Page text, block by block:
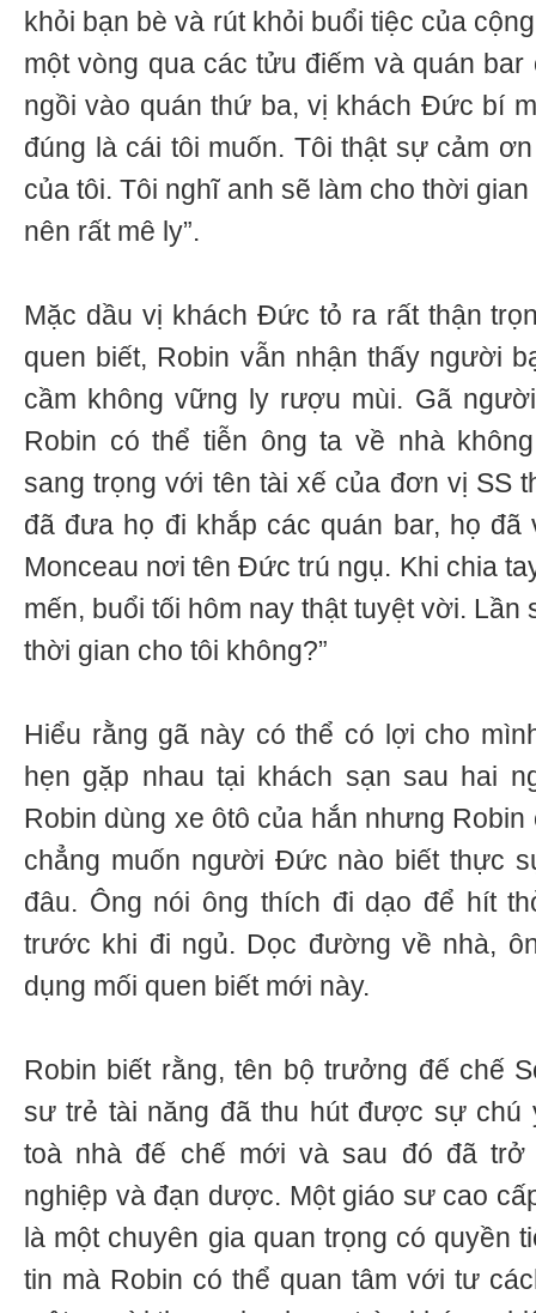
khỏi bạn bè và rút khỏi buổi tiệc của
một vòng qua các tửu điếm và quán
ngồi vào quán thứ ba, vị khách Đức bí
đúng là cái tôi muốn. Tôi thật sự cảm
của tôi. Tôi nghĩ anh sẽ làm cho thời
nên rất mê ly”.
Mặc dầu vị khách Đức tỏ ra rất thận
quen biết, Robin vẫn nhận thấy người
cầm không vững ly rượu mùi. Gã
Robin có thể tiễn ông ta về nhà
sang trọng với tên tài xế của đơn vị SS
đã đưa họ đi khắp các quán bar, họ đã
Monceau nơi tên Đức trú ngụ. Khi chia
mến, buổi tối hôm nay thật tuyệt vời. Lần
thời gian cho tôi không?”
Hiểu rằng gã này có thể có lợi cho
hẹn gặp nhau tại khách sạn sau hai
Robin dùng xe ôtô của hắn nhưng
chẳng muốn người Đức nào biết thực
đâu. Ông nói ông thích đi dạo để hít
trước khi đi ngủ. Dọc đường về nhà,
dụng mối quen biết mới này.
Robin biết rằng, tên bộ trưởng đế chế
sư trẻ tài năng đã thu hút được sự chú
toà nhà đế chế mới và sau đó đã trở
nghiệp và đạn dược. Một giáo sư cao
là một chuyên gia quan trọng có quyền
tin mà Robin có thể quan tâm với tư